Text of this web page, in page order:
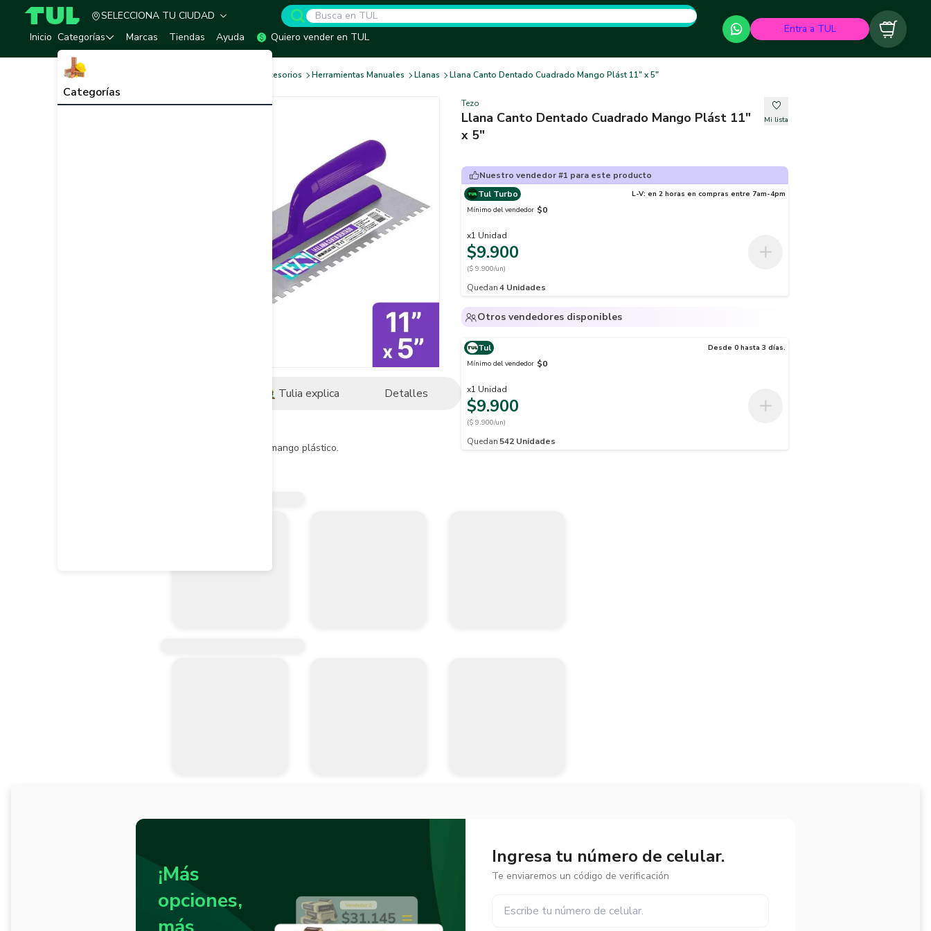
TUL - Tu Marketplace de Construcción
SELECCIONA TU CIUDAD
Inicio Categorías
Categorías
Marcas Tiendas Ayuda Quiero vender en TUL
Entra a TUL Carrito
Herramientas, Equipos y Accesorios Herramientas Manuales Llanas Llana Canto Dentado Cuadrado Mango Plást 11" x 5"
Tulia explica Detalles
Canto dentado cuadrado de mango plástico.
Tezo
Llana Canto Dentado Cuadrado Mango Plást 11"
x 5"
Mi lista
Nuestro vendedor #1 para este producto
Tul Turbo
L-V: en 2 horas en compras entre 7am-4pm
Mínimo del vendedor $0
x1 Unidad
$9.900
($ 9.900/un)
Quedan4 Unidades
Otros vendedores disponibles
Tul
Desde 0 hasta 3 días.
Mínimo del vendedor $0
x1 Unidad
$9.900
($ 9.900/un)
Quedan 542 Unidades
¡Más
opciones,
Ingresa tu número de celular.
Te enviaremos un código de verificación